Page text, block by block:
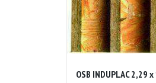
OSB INDUPLAC 2,29